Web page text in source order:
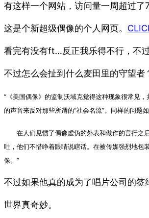
有这样一个网站，访问量一周超过
这是个新超级偶像的个人网页。
看完有没有ft…反正我乐得不行，不
不过怎么会扯到什么麦田里的守望
“《美国偶像》的监制沃域克觉得这种现象很常见
的声音来反对那些所谓的“社会名流”。同样的问题
在人们见惯了偶像虚伪的外表和做作的言行之后
吐，他们不惜睁着眼睛说瞎话。在被传媒强烈地包
像。”
不过如果他真的成为了唱片公司的
世界真奇妙。